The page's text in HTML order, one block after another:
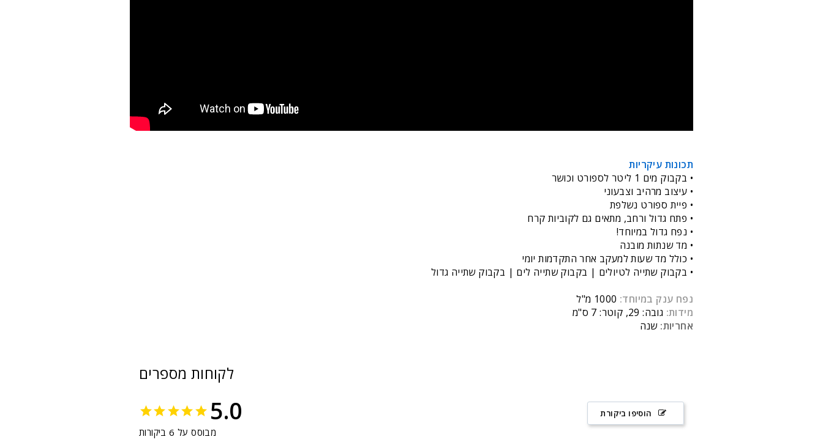
תכונות עיקריות
• בקבוק מים 1 ליטר לספורט וכושר
• עיצוב מרהיב וצבעוני
• פיית ספורט נשלפת
• פתח גדול ורחב, מתאים גם לקוביות קרח
• נפח גדול במיוחד!
• מד שנתות מובנה
• כולל מד שעות למעקב אחר התקדמות יומי
• בקבוק שתייה לטיולים | בקבוק שתייה לים | בקבוק שתייה גדול
נפח ענק במיוחד:
מידות: גובה: 29, קוטר: 7 ס"מ
אחריות: שנה
לקוחות מספרים
5.0
מבוסס על 6 ביקורות
הוסיפו ביקורת